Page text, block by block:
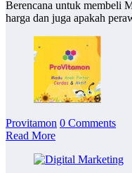
Berencana untuk membeli
harga dan juga apakah
Provitamon 0 Comments
Read More